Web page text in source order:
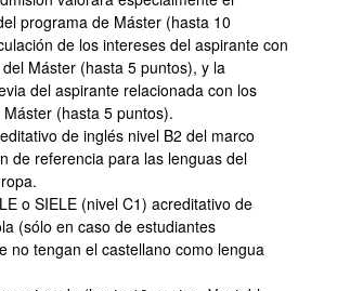
programa de Máster (hasta 10
de los intereses del aspirante con
Máster (hasta 5 puntos), y la
del aspirante relacionada con los
(hasta 5 puntos).
de inglés nivel B2 del marco
de referencia para las lenguas del
o SIELE (nivel C1) acreditativo de
(sólo en caso de estudiantes
no tengan el castellano como lengua